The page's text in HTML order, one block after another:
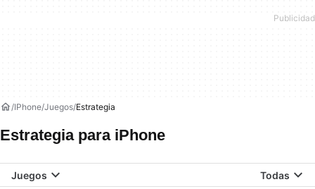
IPhone Juegos Estrategia
Estrategia para iPhone
Juegos Todas